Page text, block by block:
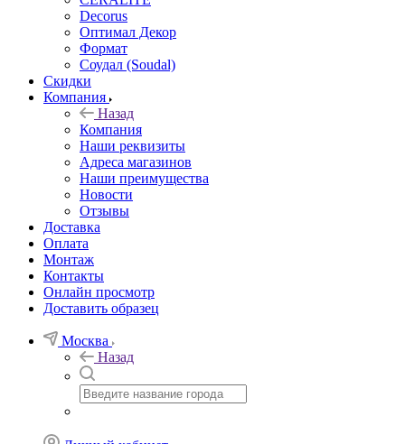
Decorus
Оптимал Декор
Формат
Соудал (Soudal)
Скидки
Компания
Назад
Компания
Наши реквизиты
Адреса магазинов
Наши преимущества
Новости
Отзывы
Доставка
Оплата
Монтаж
Контакты
Онлайн просмотр
Доставить образец
Москва
Назад